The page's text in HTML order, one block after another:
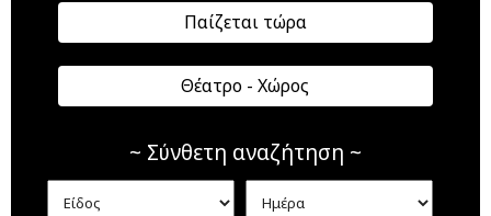
Παίζεται τώρα
Θέατρο - Χώρος
~ Σύνθετη αναζήτηση ~